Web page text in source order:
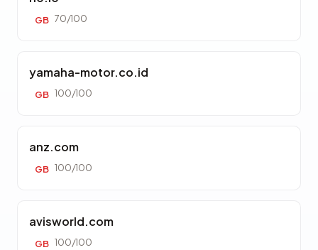
GB 70/100
yamaha-motor.co.id
GB 100/100
anz.com
GB 100/100
avisworld.com
GB 100/100